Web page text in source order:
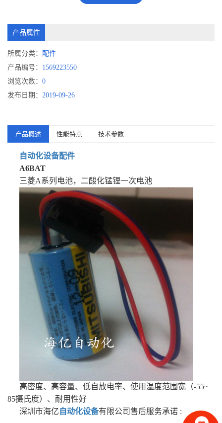
产品属性
所属分类： 配件
产品编号： 1569223550
浏览次数： 0
发布日期： 2019-09-26
产品概述 性能特点 技术参数
自动化设备配件
A6BAT
三菱A系列电池，二酸化锰锂一次电池
高密度、高容量、低自放电率、使用温度范围宽（-55~
85摄氏度）、耐用性好
深圳市海亿 自动化设备有限公司售后服务承诺 :